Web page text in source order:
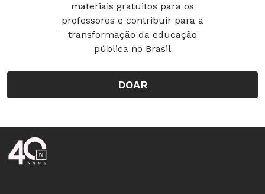
materiais gratuitos para os
professores e contribuir para a
transformação da educação
pública no Brasil
DOAR
Rodapé da Nova Escola